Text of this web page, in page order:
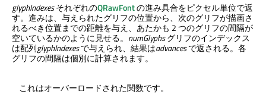
glyphIndexesそれぞれのQRawFontの進み具合をピクセル単位で返
す。進みは、与えられたグリフの位置から、次のグリフが描画さ
れるべき位置までの距離を与え、あたかも 2 つのグリフの間隔が
空いているかのように見せる。 numGlyphsグリフのインデックス
は配列glyphIndexesで与えられ、結果はadvancesで返される。各
グリフの間隔は個別に計算されます。
これはオーバーロードされた関数です。